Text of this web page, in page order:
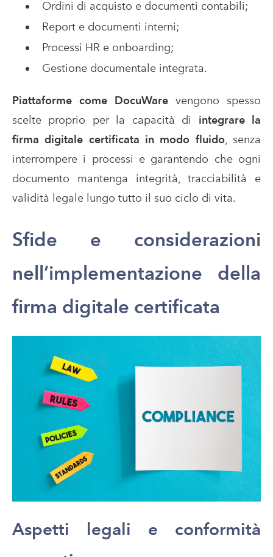
Ordini di acquisto e documenti contabili;
Report e documenti interni;
Processi HR e onboarding;
Gestione documentale integrata.
Piattaforme come DocuWare vengono spesso
scelte proprio per la capacità di integrare la
firma digitale certificata in modo fluido, senza
interrompere i processi e garantendo che ogni
documento mantenga integrità, tracciabilità e
validità legale lungo tutto il suo ciclo di vita.
Sfide e considerazioni
nell’implementazione della
firma digitale certificata
Aspetti legali e conformità